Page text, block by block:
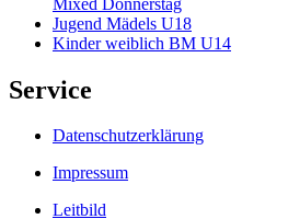
Jugend Mädels U18
Kinder weiblich BM U14
Service
Datenschutzerklärung
Impressum
Leitbild